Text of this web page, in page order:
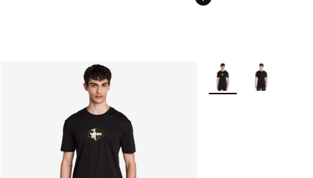
Plus de couleurs